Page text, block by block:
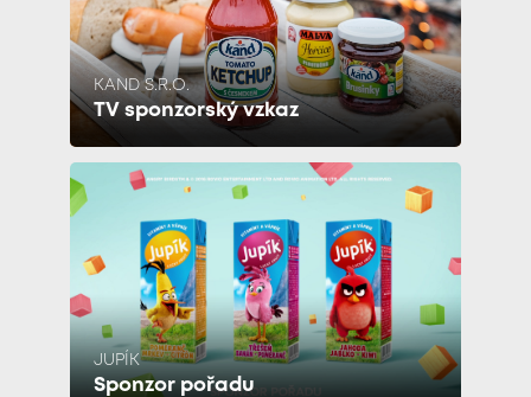
KAND S.R.O.
TV sponzorský vzkaz
JUPÍK
Sponzor pořadu